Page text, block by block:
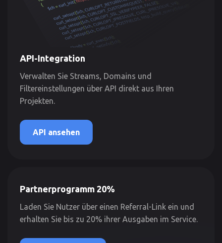
API-Integration
Verwalten Sie Streams, Domains und
Filtereinstellungen über API direkt aus Ihren
Projekten.
API ansehen
Partnerprogramm 20%
Laden Sie Nutzer über einen Referral-Link ein und
erhalten Sie bis zu 20% ihrer Ausgaben im Service.